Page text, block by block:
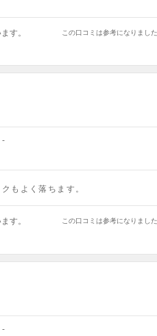
この口コミは参考になりまし
す。
-
もよく落ちます。
この口コミは参考になりまし
す。
-